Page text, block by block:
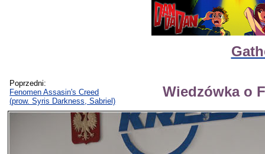
Poprzedni:
Fenomen Assasin's Creed
(prow. Syris Darkness, Sabriel)
Wiedzówka o